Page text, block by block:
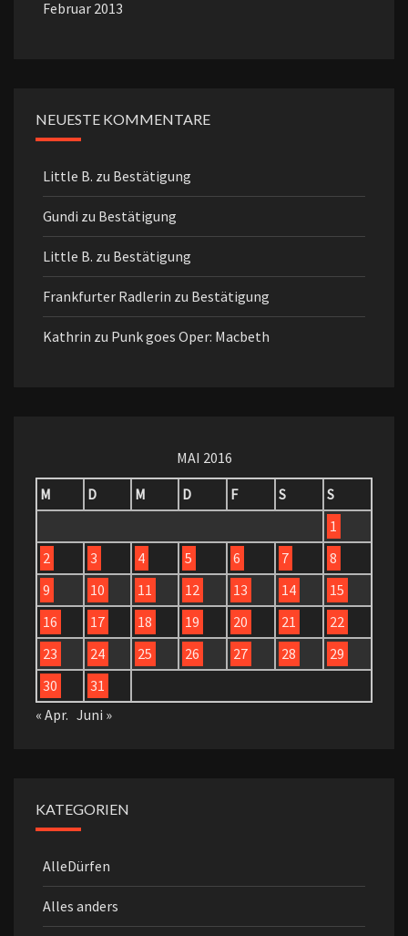
Februar 2013
NEUESTE KOMMENTARE
Little B. zu Bestätigung
Gundi zu Bestätigung
Little B. zu Bestätigung
Frankfurter Radlerin zu Bestätigung
Kathrin zu Punk goes Oper: Macbeth
MAI 2016
M
D M D F S
S
1
2
3 4 5 6 7
8
9
10 11 12 13 14
15
16
17 18 19 20 21
22
23
24 25 26 27 28
29
30
31
« Apr. Juni »
KATEGORIEN
AlleDürfen
Alles anders